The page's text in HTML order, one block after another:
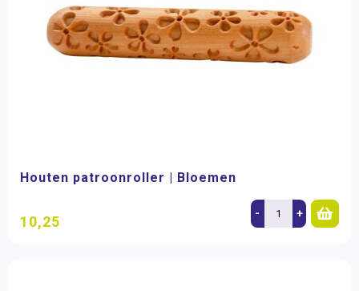
Houten patroonroller | Bloemen
10,25 - +